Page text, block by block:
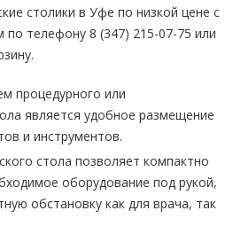
столики в Уфе по низкой цене с
по телефону 8 (347) 215-07-75 или
процедурного или
является удобное размещение
и инструментов.
стола позволяет компактно
оборудование под рукой,
обстановку как для врача, так